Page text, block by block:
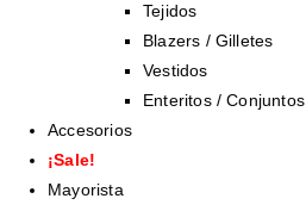
Tejidos
Blazers / Gilletes
Vestidos
Enteritos / Conjuntos
Accesorios
¡Sale!
Mayorista